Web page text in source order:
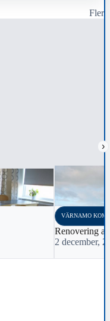
Fler
›
VÄRNAMO
Renovering
2 december,